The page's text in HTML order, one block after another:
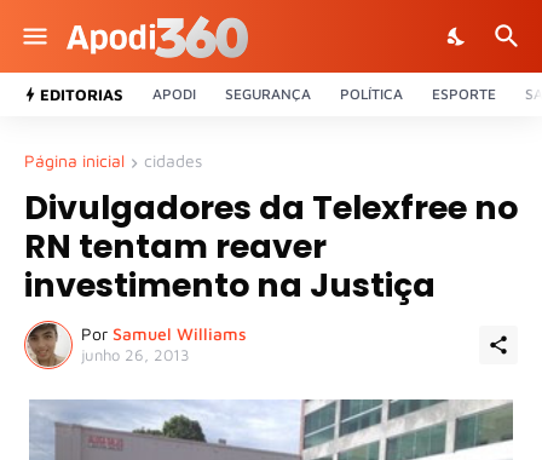
EDITORIAS APODI SEGURANÇA POLÍTICA ESPORTE
Página inicial cidades
Divulgadores da Telexfree no
RN tentam reaver
investimento na Justiça
Por Samuel Williams
junho 26, 2013